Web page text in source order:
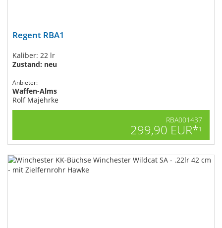
Regent RBA1
Kaliber: 22 lr
Zustand: neu
Anbieter:
Waffen-Alms
Rolf Majehrke
RBA001437
299,90 EUR*1